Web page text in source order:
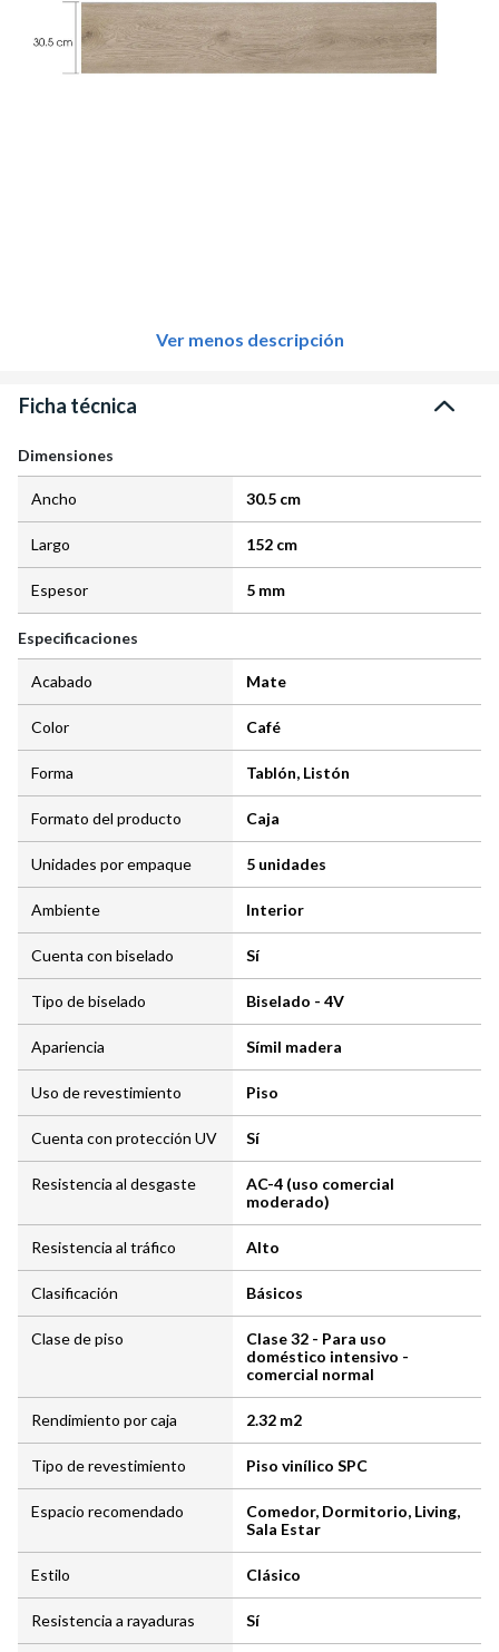
Ver menos descripción
Ficha técnica
Dimensiones
Ancho 30.5 cm
Largo 152 cm
Espesor 5 mm
Especificaciones
Acabado Mate
Color Café
Forma Tablón, Listón
Formato del producto Caja
Unidades por empaque 5 unidades
Ambiente Interior
Cuenta con biselado Sí
Tipo de biselado Biselado - 4V
Apariencia Símil madera
Uso de revestimiento Piso
Cuenta con protección UV Sí
Resistencia al desgaste
AC-4 (uso comercial
moderado)
Resistencia al tráfico Alto
Clasificación Básicos
Clase de piso
Clase 32 - Para uso
doméstico intensivo -
comercial normal
Rendimiento por caja 2.32 m2
Tipo de revestimiento Piso vinílico SPC
Espacio recomendado
Comedor, Dormitorio, Living,
Sala Estar
Estilo Clásico
Resistencia a rayaduras Sí